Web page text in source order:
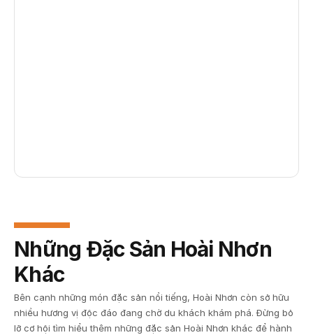
Những Đặc Sản Hoài Nhơn
Khác
Bên cạnh những món đặc sản nổi tiếng, Hoài Nhơn còn sở hữu
nhiều hương vị độc đáo đang chờ du khách khám phá. Đừng bỏ
lỡ cơ hội tìm hiểu thêm những đặc sản Hoài Nhơn khác để hành